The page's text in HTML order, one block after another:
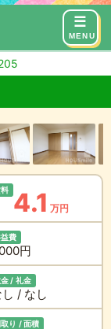
MENU
合わせ
4.1 万円
費
円
/ 礼金
し / なし
り / 面積